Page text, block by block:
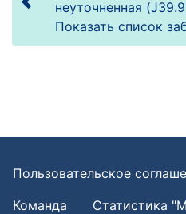
неуточненная
Показать список
Пользовательское
Команда
Статистика